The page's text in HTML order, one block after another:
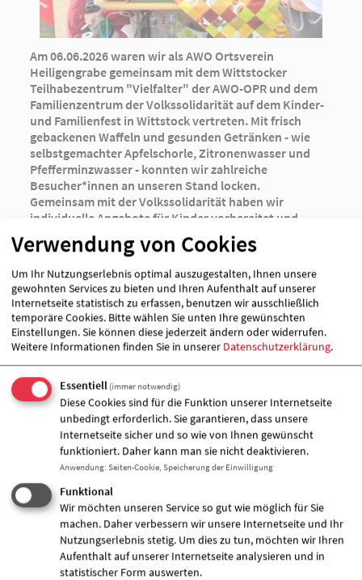
Am 06.06.2026 waren wir als AWO Ortsverein
Heiligengrabe gemeinsam mit dem Wittstocker
Teilhabezentrum "Vielfalter" der AWO-OPR und dem
Familienzentrum der Volkssolidarität auf dem Kinder-
und Familienfest in Wittstock vertreten. Mit frisch
gebackenen Waffeln und gesunden Getränken - wie
selbstgemachter Apfelschorle, Zitronenwasser und
Pfefferminzwasser - konnten wir zahlreiche
Besucher*innen an unseren Stand locken.
Gemeinsam mit der Volkssolidarität haben wir
individuelle Angebote für Kinder vorbereitet und
durchgeführt. Dazu gehörten Kinderschminken, das
Bemalen von Stoffbeuteln, Glitzertattoos, ein
Glücksrad sowie das Herstellen von selbstgemachte
Ansteckern (Button). Die Angebote wurden sehr gut
angenommen und so konnten wir viele kleine und
große Besucher*innen an unserem Stand begrüßen.
Es war eine schöne gemeinschaftliche Aktion, die allen
Beteiligten viel Freude bereitet hat.
Zugeordnete Einrichtung
Verwendung von Cookies
Um Ihr Nutzungserlebnis optimal auszugestalten, Ihnen unsere
gewohnten Services zu bieten und Ihren Aufenthalt auf unserer
Internetseite statistisch zu erfassen, benutzen wir ausschließlich
temporäre Cookies. Bitte wählen Sie unten Ihre gewünschten
Einstellungen. Sie können diese jederzeit ändern oder widerrufen.
Weitere Informationen finden Sie in unserer Datenschutzerklärung.
Essentiell (immer notwendig)
Diese Cookies sind für die Funktion unserer Internetseite
unbedingt erforderlich. Sie garantieren, dass unsere
Internetseite sicher und so wie von Ihnen gewünscht
funktioniert. Daher kann man sie nicht deaktivieren.
Anwendung: Seiten-Cookie, Speicherung der Einwilligung
Funktional
Wir möchten unseren Service so gut wie möglich für Sie
machen. Daher verbessern wir unsere Internetseite und Ihr
Nutzungserlebnis stetig. Um dies zu tun, möchten wir Ihren
Aufenthalt auf unserer Internetseite analysieren und in
statistischer Form auswerten.